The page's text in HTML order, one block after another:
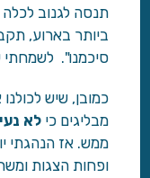
תנסה לגנוב
סיכמנו". לשמחתי
כמובן, שיש
מבליגים כילא
ממש. אז הנהגתי
ופחות הצגות